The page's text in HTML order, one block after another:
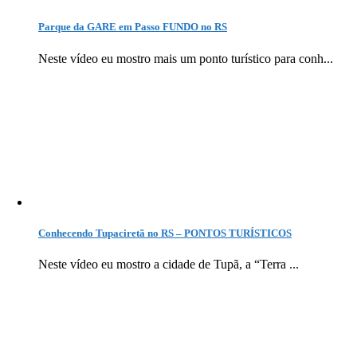
Parque da GARE em Passo FUNDO no RS
Neste vídeo eu mostro mais um ponto turístico para conh...
Conhecendo Tupaciretã no RS – PONTOS TURÍSTICOS
Neste vídeo eu mostro a cidade de Tupã, a “Terra ...